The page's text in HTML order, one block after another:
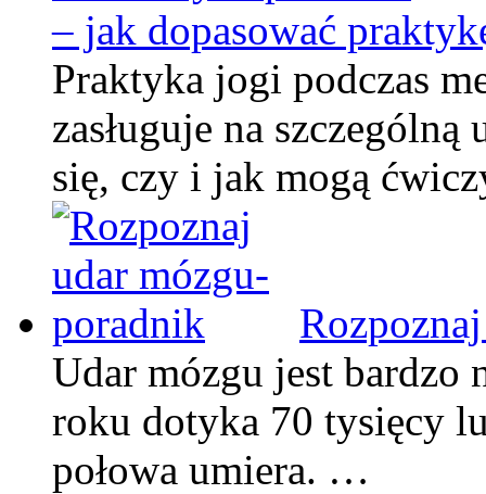
– jak dopasować
Praktyka jogi podczas
zasługuje na
się, czy i jak mogą
Udar mózgu jest bardzo
roku dotyka 70 tysięcy
połowa umiera. …